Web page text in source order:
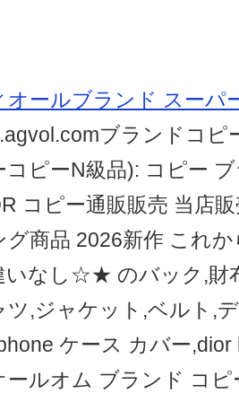
オールブランド スーパ
ブランドコピ
コピーN級品): コピー
コピー通販販売 当店
グ商品 2026新作 これ
いなし☆★ のバック,財
ツ,ジャケット,ベルト,
ケース カバー
ールオム ブランド コ